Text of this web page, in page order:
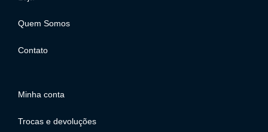
Quem Somos
Contato
Minha conta
Trocas e devoluções